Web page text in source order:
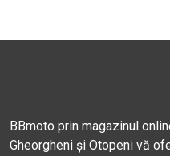
BBmoto prin magazinul
Gheorgheni și Otopeni vă